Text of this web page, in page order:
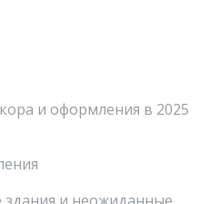
и оформления в 2025